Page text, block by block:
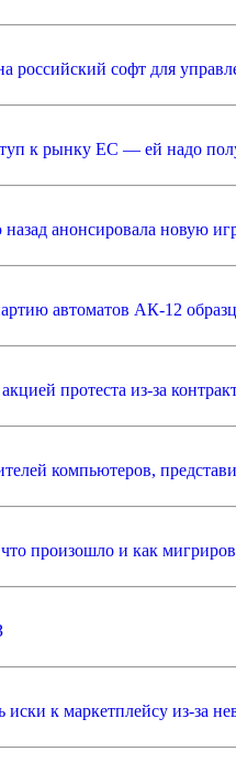
российский софт для
к рынку ЕС — ей надо
анонсировала новую
автоматов АК-12
протеста из-за
компьютеров,
произошло и как
иски к маркетплейсу из-за